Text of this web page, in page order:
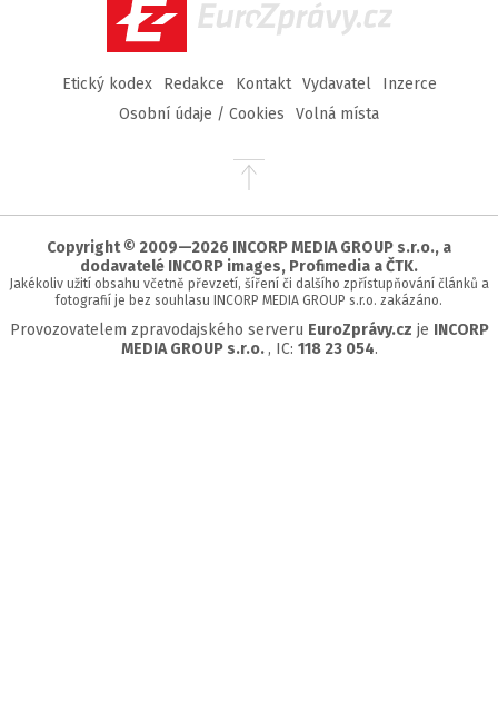
EuroZprávy.cz
Etický kodex Redakce Kontakt Vydavatel
Inzerce
Osobní údaje / Cookies
Volná místa
Přejít
stránky
Copyright © 2009—2026 INCORP MEDIA GROUP s.r.o., a
dodavatelé INCORP images, Profimedia a ČTK.
Jakékoliv užití obsahu včetně převzetí, šíření či dalšího zpřístupňování článků a
fotografií je bez souhlasu INCORP MEDIA GROUP s.r.o. zakázáno.
Provozovatelem zpravodajského serveru EuroZprávy.cz je INCORP
MEDIA GROUP s.r.o. , IC: 118 23 054.